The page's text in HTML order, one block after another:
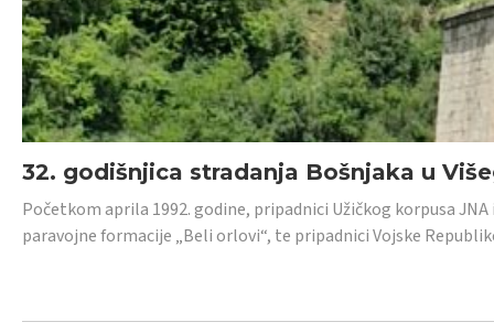
32. godišnjica stradanja Bošnjaka u
Početkom aprila 1992. godine, pripadnici Užičkog korpusa
paravojne formacije „Beli orlovi“, te pripadnici Vojske